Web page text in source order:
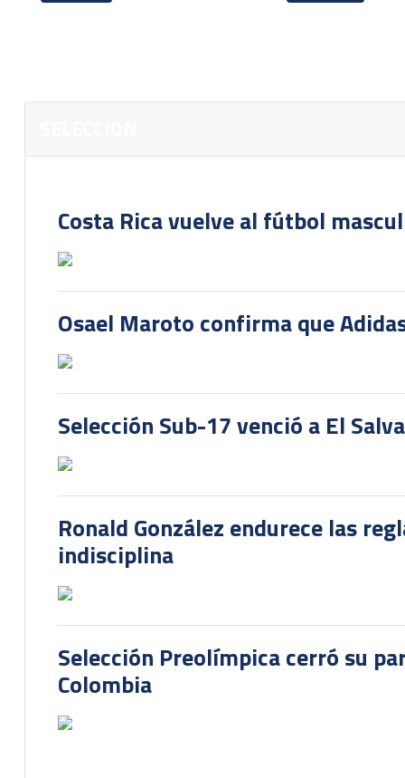
Costa Rica vuelve al fútbol
Osael Maroto confirma que
Selección Sub-17 venció a El
Ronald González endurece las
indisciplina
Selección Preolímpica cerró su
Colombia